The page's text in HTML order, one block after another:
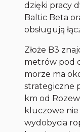
dzięki pracy
Baltic Beta
obsługują
Złoże B3
metrów pod
morze ma
strategiczne
km od
kluczowe
wydobycia